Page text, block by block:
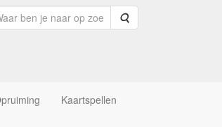
Zoeken
Kaartspellen